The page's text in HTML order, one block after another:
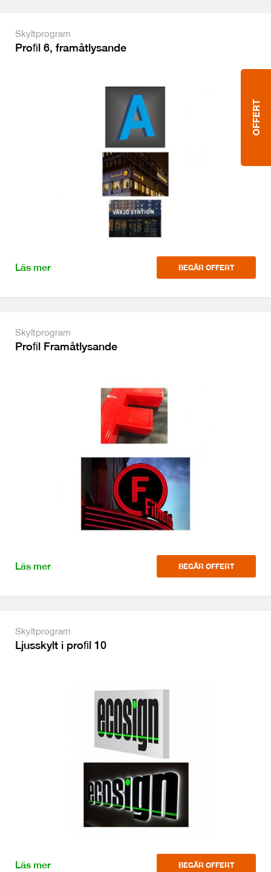
Skyltprogram
Proﬁl 6, framåtlysande
Läs mer BEGÄR OFFERT
Skyltprogram
Proﬁl Framåtlysande
Läs mer BEGÄR OFFERT
Skyltprogram
Ljusskylt i proﬁl 10
Läs mer BEGÄR OFFERT
OFFERT